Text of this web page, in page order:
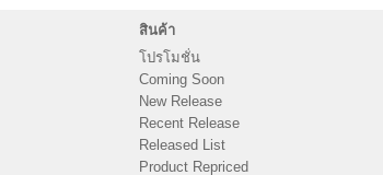
สินค้า
โปรโมชั่น
Coming Soon
New Release
Recent Release
Released List
Product Repriced